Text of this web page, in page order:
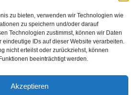
zu bieten, verwenden wir Technologien wie
zu speichern und/oder darauf
Technologien zustimmst, können wir Daten
eindeutige IDs auf dieser Website verarbeiten.
nicht erteilst oder zurückziehst, können
beeinträchtigt werden.
Akzeptieren
99 95 80
99 95 899
Stb.de